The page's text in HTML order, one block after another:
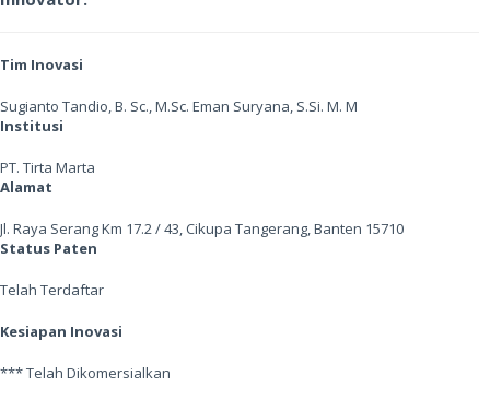
Tim Inovasi
Sugianto Tandio, B. Sc., M.Sc. Eman Suryana, S.Si. M. M
Institusi
PT. Tirta Marta
Alamat
Jl. Raya Serang Km 17.2 / 43, Cikupa Tangerang, Banten 15710
Status Paten
Telah Terdaftar
Kesiapan Inovasi
*** Telah Dikomersialkan